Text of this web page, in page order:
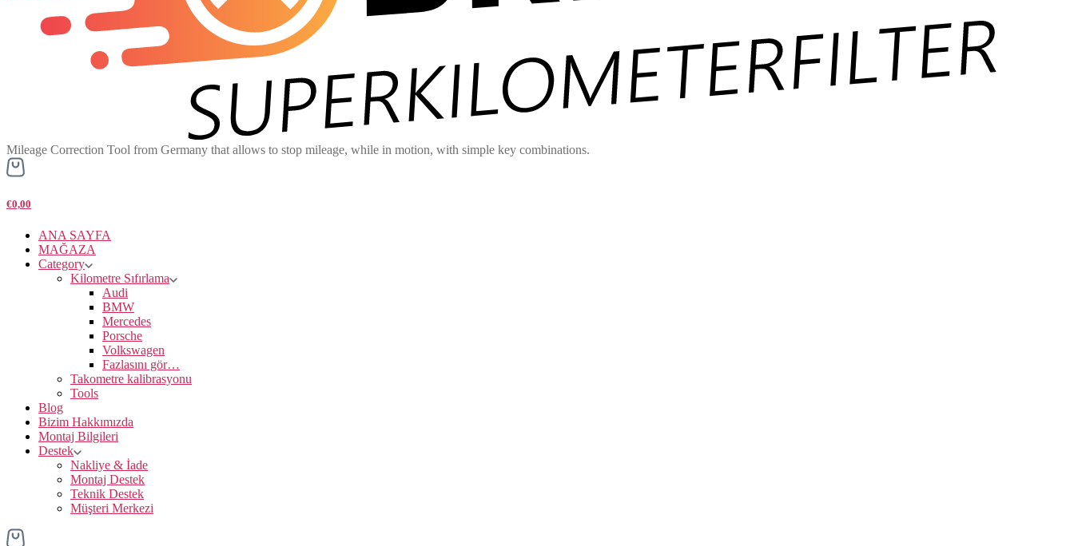
Mileage Correction Tool from Germany that allows to stop mileage, while in motion, with simple key combinations.
€0,00
ANA SAYFA
MAĞAZA
Category
Kilometre Sıfırlama
Audi
BMW
Mercedes
Porsche
Volkswagen
Fazlasını gör…
Takometre kalibrasyonu
Tools
Blog
Bizim Hakkımızda
Montaj Bilgileri
Destek
Nakliye & İade
Montaj Destek
Teknik Destek
Müşteri Merkezi